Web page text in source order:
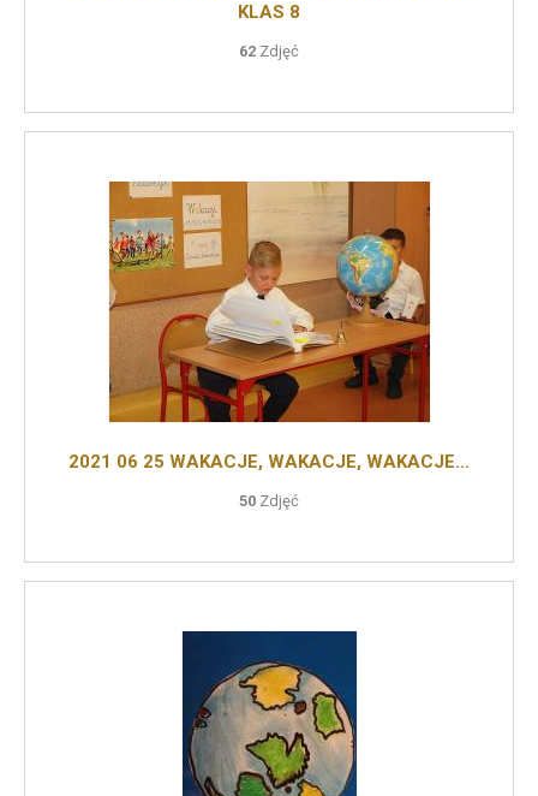
KLAS 8
62 Zdjęć
2021 06 25 WAKACJE, WAKACJE, WAKACJE...
50 Zdjęć